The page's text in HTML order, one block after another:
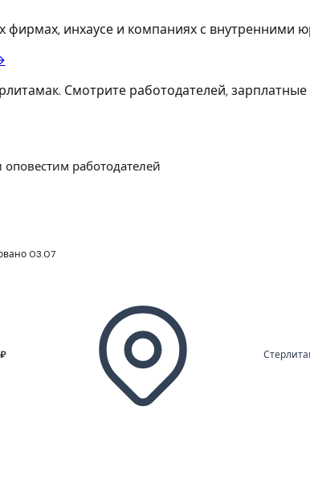
фирмах, инхаусе и компаниях с внутренними
Смотрите работодателей,
работодателей
03.07